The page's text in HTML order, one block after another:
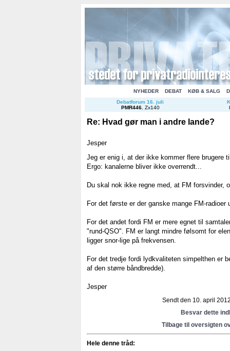
NYHEDER DEBAT KØB & SALG
Debatforum 16. juli
PMR446. Zx140
Re: Hvad gør man i andre lande?
Jesper
Jeg er enig i, at der ikke kommer flere brugere
Ergo: kanalerne bliver ikke overrendt...
Du skal nok ikke regne med, at FM forsvinder,
For det første er der ganske mange FM-radioer
For det andet fordi FM er mere egnet til
"rund-QSO". FM er langt mindre følsomt for
ligger snor-lige på frekvensen.
For det tredje fordi lydkvaliteten simpelthen er
af den større båndbredde).
Jesper
Sendt den 10. april
Besvar dette
Tilbage til oversigten
Hele denne tråd: